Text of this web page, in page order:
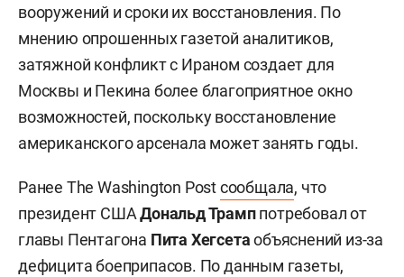
вооружений и сроки их восстановления. По
мнению опрошенных газетой аналитиков,
затяжной конфликт с Ираном создает для
Москвы и Пекина более благоприятное окно
возможностей, поскольку восстановление
американского арсенала может занять годы.
Ранее The Washington Postсообщала, что
президент СШАДональд Трамппотребовал от
главы Пентагона Пита Хегсетаобъяснений из-за
дефицита боеприпасов. По данным газеты,